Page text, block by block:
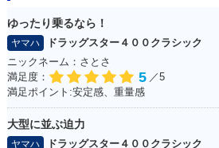
ゆったり乗るなら！
ヤマハ
ドラッグスター４００クラシック
ニックネーム：さとさ
満足度：
5 ／5
満足ポイント:安定感、重量感
大型に並ぶ迫力
ヤマハ
ドラッグスター４００クラシック